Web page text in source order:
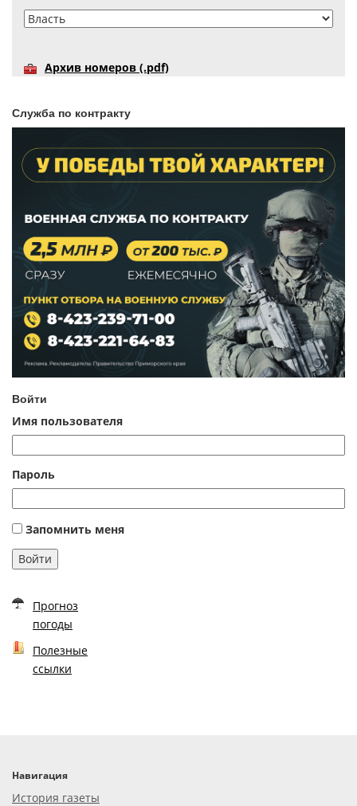
Архив номеров (.pdf)
Служба по контракту
Войти
Имя пользователя
Пароль
Запомнить меня
Войти
Прогноз
погоды
Полезные
ссылки
Навигация
История газеты